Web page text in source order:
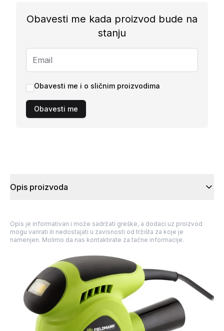
Obavesti me kada proizvod bude na
stanju
Obavesti me i o sličnim proizvodima
Obavesti me
Opis proizvoda
Opis je informativan i može sadržati greške, a dodaci uz proizvod
mogu varirati ili nedostajati u zavisnosti od tržišta za koje je
namenjen. Molimo da nas kontaktirate za tačne informacije.